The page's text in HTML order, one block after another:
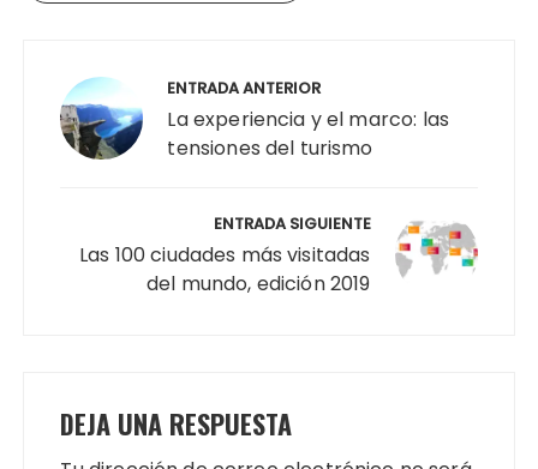
entradas
ENTRADA ANTERIOR
La experiencia y el marco: las
tensiones del turismo
ENTRADA SIGUIENTE
Las 100 ciudades más visitadas
del mundo, edición 2019
DEJA UNA RESPUESTA